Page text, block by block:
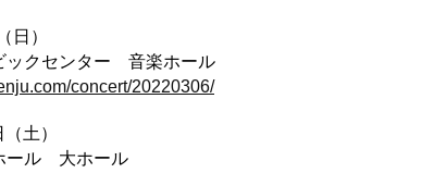
日）
クセンター 音楽ホール
concert/20220306/
土）
ール 大ホール